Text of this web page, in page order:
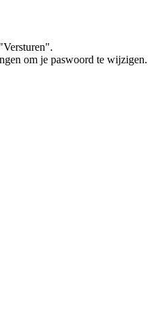
om je paswoord te wijzigen.